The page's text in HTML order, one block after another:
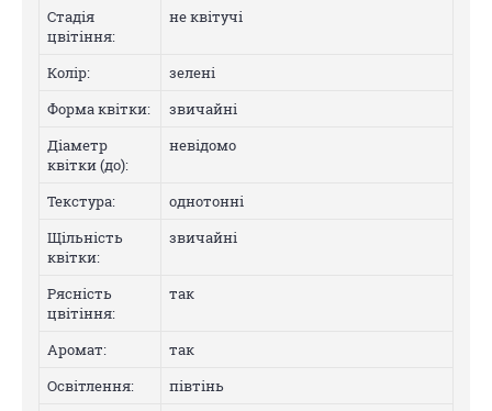
Стадія
цвітіння:
не квітучі
Колip:
зелені
Форма квітки:
звичайні
Діаметр
квітки (до):
невідомо
Текстура:
однотонні
Щільність
квітки:
звичайні
Рясність
цвітіння:
так
Аромат:
так
Освітлення:
півтінь